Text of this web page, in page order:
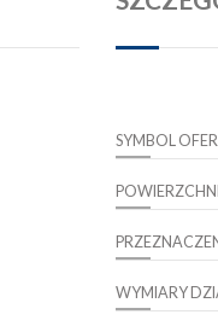
SYMBOL
WYMIARY